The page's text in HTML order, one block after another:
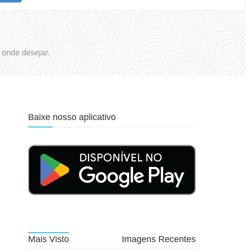
desejar.
Baixe nosso aplicativo
Mais Visto Imagens Recentes